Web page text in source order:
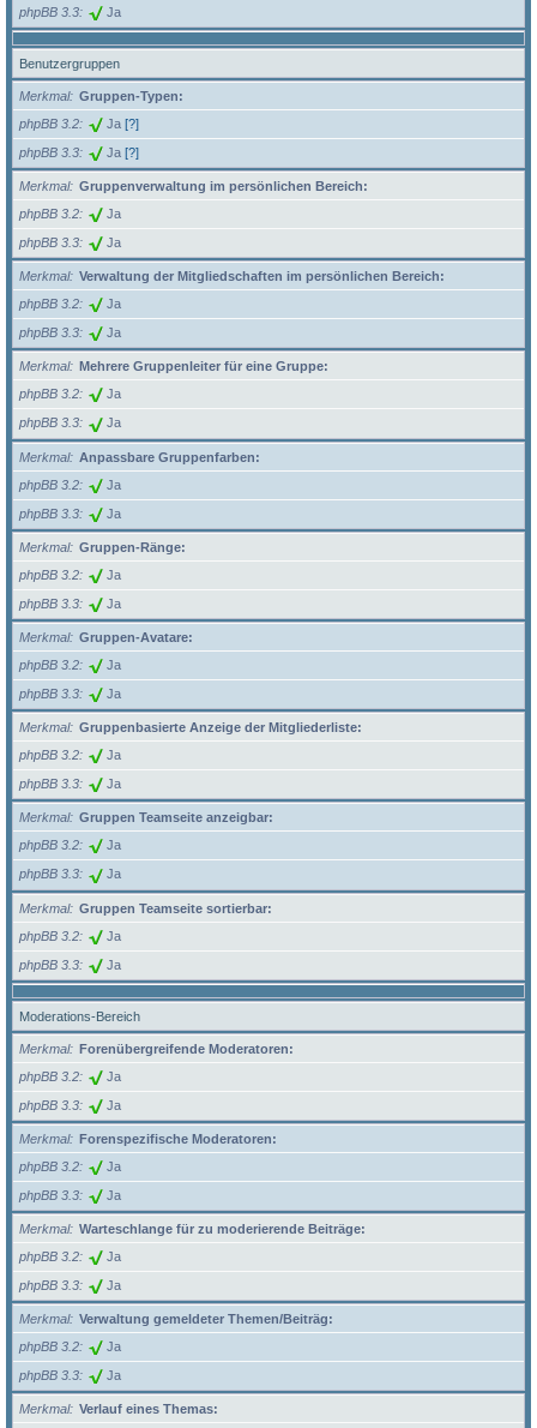
phpBB 3.3 Ja
Benutzergruppen
Merkmal
Gruppen-Typen:
phpBB 3.2
Ja [?]
phpBB 3.3 Ja [?]
Merkmal
Gruppenverwaltung im persönlichen Bereich:
phpBB 3.2
Ja
phpBB 3.3 Ja
Merkmal
Verwaltung der Mitgliedschaften im persönlichen Bereich:
phpBB 3.2
Ja
phpBB 3.3 Ja
Merkmal
Mehrere Gruppenleiter für eine Gruppe:
phpBB 3.2
Ja
phpBB 3.3 Ja
Merkmal
Anpassbare Gruppenfarben:
phpBB 3.2
Ja
phpBB 3.3 Ja
Merkmal
Gruppen-Ränge:
phpBB 3.2
Ja
phpBB 3.3 Ja
Merkmal
Gruppen-Avatare:
phpBB 3.2
Ja
phpBB 3.3 Ja
Merkmal
Gruppenbasierte Anzeige der Mitgliederliste:
phpBB 3.2
Ja
phpBB 3.3 Ja
Merkmal
Gruppen Teamseite anzeigbar:
phpBB 3.2
Ja
phpBB 3.3 Ja
Merkmal
Gruppen Teamseite sortierbar:
phpBB 3.2
Ja
phpBB 3.3 Ja
Moderations-Bereich
Merkmal
Forenübergreifende Moderatoren:
phpBB 3.2
Ja
phpBB 3.3 Ja
Merkmal
Forenspezifische Moderatoren:
phpBB 3.2
Ja
phpBB 3.3 Ja
Merkmal
Warteschlange für zu moderierende Beiträge:
phpBB 3.2
Ja
phpBB 3.3 Ja
Merkmal
Verwaltung gemeldeter Themen/Beiträg:
phpBB 3.2
Ja
phpBB 3.3 Ja
Merkmal
Verlauf eines Themas: